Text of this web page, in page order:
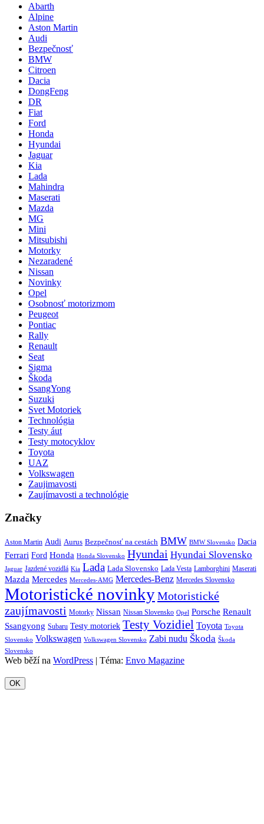
Abarth
Alpine
Aston Martin
Audi
Bezpečnosť
BMW
Citroen
Dacia
DongFeng
DR
Fiat
Ford
Honda
Hyundai
Jaguar
Kia
Lada
Mahindra
Maserati
Mazda
MG
Mini
Mitsubishi
Motorky
Nezaradené
Nissan
Novinky
Opel
Osobnosť motorizmom
Peugeot
Pontiac
Rally
Renault
Seat
Sigma
Škoda
SsangYong
Suzuki
Svet Motoriek
Technológia
Testy áut
Testy motocyklov
Toyota
UAZ
Volkswagen
Zaujimavosti
Zaujímavosti a technológie
Značky
Aston Martin Audi Aurus Bezpečnosť na cestách BMW BMW Slovensko Dacia
Ferrari Ford Honda Honda Slovensko Hyundai Hyundai Slovensko
Jaguar Jazdené vozidlá Kia Lada Lada Slovensko Lada Vesta Lamborghini Maserati
Mazda Mercedes Mercedes-AMG Mercedes-Benz Mercedes Slovensko
Motoristické novinkyMotoristické
zaujímavosti Motorky Nissan Nissan Slovensko Opel Porsche Renault
Ssangyong Subaru Testy motoriek Testy Vozidiel Toyota Toyota
Slovensko Volkswagen Volkswagen Slovensko Zabi nudu Škoda Škoda
Slovensko
Web běží na WordPress | Téma: Envo Magazine
OK